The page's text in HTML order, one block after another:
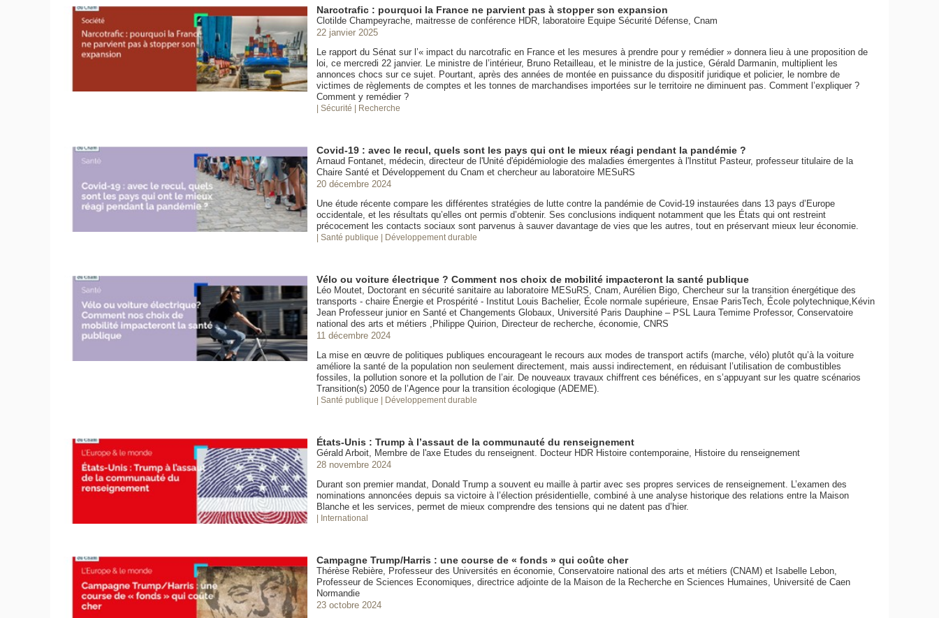
Narcotrafic : pourquoi la France ne parvient pas à stopper son expansion
Clotilde Champeyrache, maitresse de conférence HDR, laboratoire Equipe Sécurité Défense, Cnam
22 janvier 2025
Le rapport du Sénat sur l’« impact du narcotrafic en France et les mesures à prendre pour y remédier » donnera lieu à une proposition de
loi, ce mercredi 22 janvier. Le ministre de l’intérieur, Bruno Retailleau, et le ministre de la justice, Gérald Darmanin, multiplient les
annonces chocs sur ce sujet. Pourtant, après des années de montée en puissance du dispositif juridique et policier, le nombre de
victimes de règlements de comptes et les tonnes de marchandises importées sur le territoire ne diminuent pas. Comment l’expliquer ?
Comment y remédier ?
| Sécurité | Recherche
Covid-19 : avec le recul, quels sont les pays qui ont le mieux réagi pendant la pandémie ?
Arnaud Fontanet, médecin, directeur de l'Unité d'épidémiologie des maladies émergentes à l'Institut Pasteur, professeur titulaire de la
Chaire Santé et Développement du Cnam et chercheur au laboratoire MESuRS
20 décembre 2024
Une étude récente compare les différentes stratégies de lutte contre la pandémie de Covid-19 instaurées dans 13 pays d’Europe
occidentale, et les résultats qu’elles ont permis d’obtenir. Ses conclusions indiquent notamment que les États qui ont restreint
précocement les contacts sociaux sont parvenus à sauver davantage de vies que les autres, tout en préservant mieux leur économie.
| Santé publique | Développement durable
Vélo ou voiture électrique ? Comment nos choix de mobilité impacteront la santé publique
Léo Moutet, Doctorant en sécurité sanitaire au laboratoire MESuRS, Cnam, Aurélien Bigo, Chercheur sur la transition énergétique des
transports - chaire Énergie et Prospérité - Institut Louis Bachelier, École normale supérieure, Ensae ParisTech, École polytechnique,Kévin
Jean Professeur junior en Santé et Changements Globaux, Université Paris Dauphine – PSL Laura Temime Professor, Conservatoire
national des arts et métiers ,Philippe Quirion, Directeur de recherche, économie, CNRS
11 décembre 2024
La mise en œuvre de politiques publiques encourageant le recours aux modes de transport actifs (marche, vélo) plutôt qu’à la voiture
améliore la santé de la population non seulement directement, mais aussi indirectement, en réduisant l’utilisation de combustibles
fossiles, la pollution sonore et la pollution de l’air. De nouveaux travaux chiffrent ces bénéfices, en s’appuyant sur les quatre scénarios
Transition(s) 2050 de l’Agence pour la transition écologique (ADEME).
| Santé publique | Développement durable
États-Unis : Trump à l’assaut de la communauté du renseignement
Gérald Arboit, Membre de l'axe Etudes du renseignent. Docteur HDR Histoire contemporaine, Histoire du renseignement
28 novembre 2024
Durant son premier mandat, Donald Trump a souvent eu maille à partir avec ses propres services de renseignement. L’examen des
nominations annoncées depuis sa victoire à l’élection présidentielle, combiné à une analyse historique des relations entre la Maison
Blanche et les services, permet de mieux comprendre des tensions qui ne datent pas d’hier.
| International
Campagne Trump/Harris : une course de « fonds » qui coûte cher
Thérèse Rebière, Professeur des Universités en économie, Conservatoire national des arts et métiers (CNAM) et Isabelle Lebon,
Professeur de Sciences Economiques, directrice adjointe de la Maison de la Recherche en Sciences Humaines, Université de Caen
Normandie
23 octobre 2024